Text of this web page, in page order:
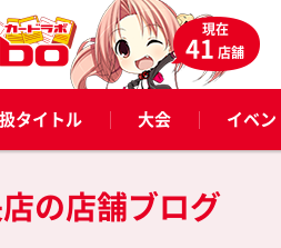
現在
41店舗
タイトル 大会 イベン
の店舗ブログ